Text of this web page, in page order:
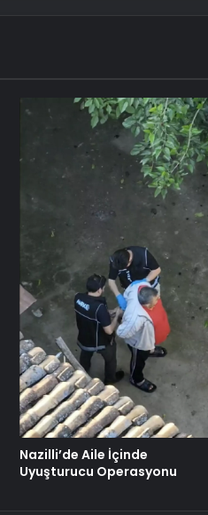
Doğal Güzelliğin Bilimi: Cilt, Saç ve
Kirpiklerde Etkili Sonuçlar
Datahost İle Güvenilir Sunucu
Nazilli’de Aile İçinde
Uyuşturucu Operasyonu